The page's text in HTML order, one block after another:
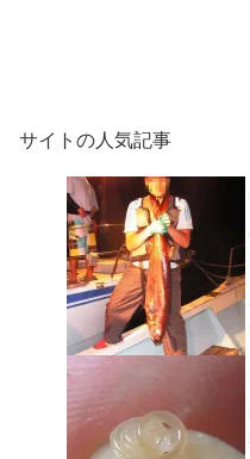
サイトの人気記事